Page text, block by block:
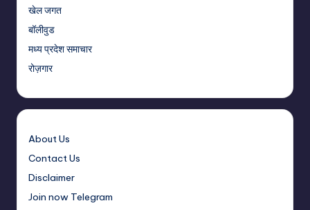
खेल जगत
बॉलीवुड
मध्य प्रदेश समाचार
रोज़गार
About Us
Contact Us
Disclaimer
Join now Telegram